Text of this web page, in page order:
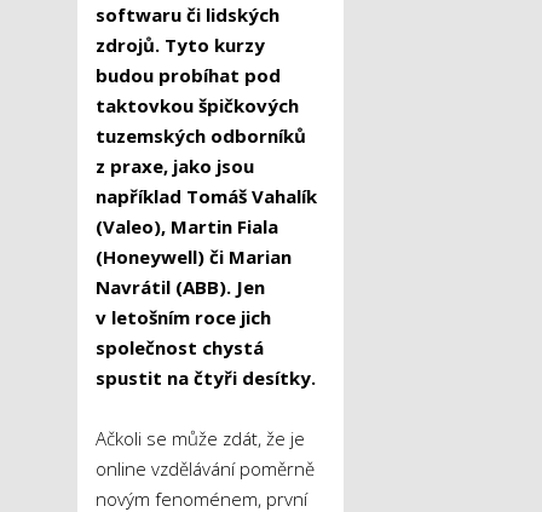
softwaru či lidských
zdrojů. Tyto kurzy
budou probíhat pod
taktovkou špičkových
tuzemských odborníků
z praxe, jako jsou
například Tomáš Vahalík
(Valeo), Martin Fiala
(Honeywell) či Marian
Navrátil (ABB). Jen
v letošním roce jich
společnost chystá
spustit na čtyři desítky.
Ačkoli se může zdát, že je
online vzdělávání poměrně
novým fenoménem, první